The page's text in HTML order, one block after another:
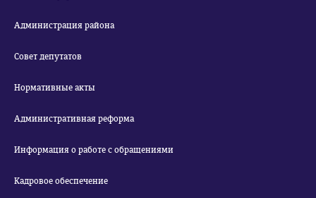
Администрация района
Совет депутатов
Нормативные акты
Административная реформа
Информация о работе с обращениями
Кадровое обеспечение